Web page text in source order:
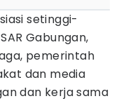
setinggi-
Gabungan,
pemerintah
dan media
dan kerja sama